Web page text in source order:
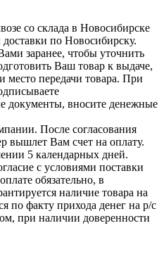
со склада в Новосибирске
доставки по Новосибирску.
заранее, чтобы уточнить
Ваш товар к выдаче,
место передачи товара. При
документы, вносите денежные
После согласования
вышлет Вам счет на оплату.
5 календарных дней.
с условиями поставки
обязательно, в
наличие товара на
по факту прихода денег на р/с
при наличии доверенности